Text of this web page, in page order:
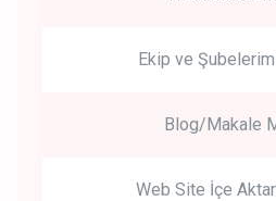
Ekip ve
Blog/Makale
Web Site İçe